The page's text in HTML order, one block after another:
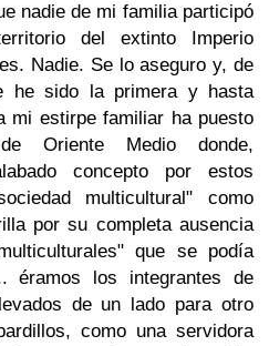
nadie de mi familia participó
del extinto Imperio
Nadie. Se lo aseguro y, de
he sido la primera y hasta
mi estirpe familiar ha puesto
Oriente Medio donde,
concepto por estos
multicultural" como
por su completa ausencia
que se podía
éramos los integrantes de
de un lado para otro
como una servidora